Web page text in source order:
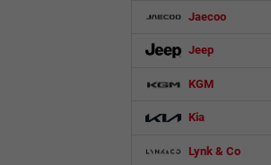
Jaecoo
Jeep
KGM
Kia
Lynk & Co